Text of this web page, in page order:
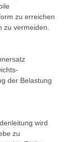
zu erreichen
zu vermeiden.
der Belastung
wird
zu